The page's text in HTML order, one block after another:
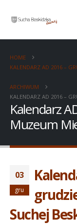
HOME
KALENDARZ AD 2016 –
ARCHIWUM
KALENDARZ AD 2016 –
Kalendarz
Muzeum
03
gru
Suchej